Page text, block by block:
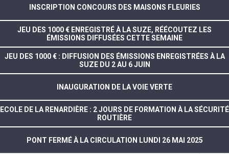
INSCRIPTION CONCOURS DES MAISONS FLEURIES
JEU DES 1000 € ENREGISTRÉ À LA SUZE, RÉÉCOUTEZ LES
ÉMISSIONS DIFFUSÉES CETTE SEMAINE
JEU DES 1000 € : DIFFUSION DES ÉMISSIONS ENREGISTRÉES À LA
SUZE DU 2 AU 6 JUIN
INAUGURATION DE LA VOIE VERTE
ECOLE DE LA RENARDIÈRE : 2 JOURS DE FORMATION À LA SÉCURITÉ
ROUTIÈRE
PONT FERMÉ À LA CIRCULATION LUNDI 26 MAI 2025